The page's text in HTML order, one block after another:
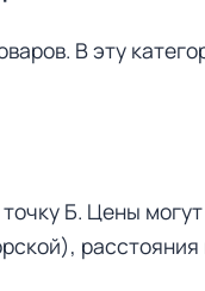
В эту
Б. Цены
расстояния